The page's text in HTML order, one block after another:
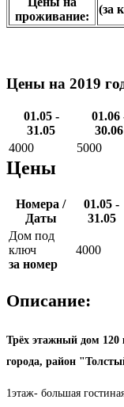
проживание:
(за
Цены на 2019
01.05 -
31.05
01.06
30.06
4000
5000
Цены
Номера /
Даты
01.05 -
31.05
Дом под
ключ
за номер
4000
Описание:
Трёх этажный дом 120
города, район
1этаж- большая